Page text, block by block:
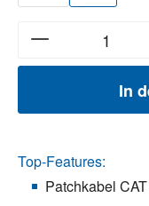
In
Top-Features:
Patchkabel